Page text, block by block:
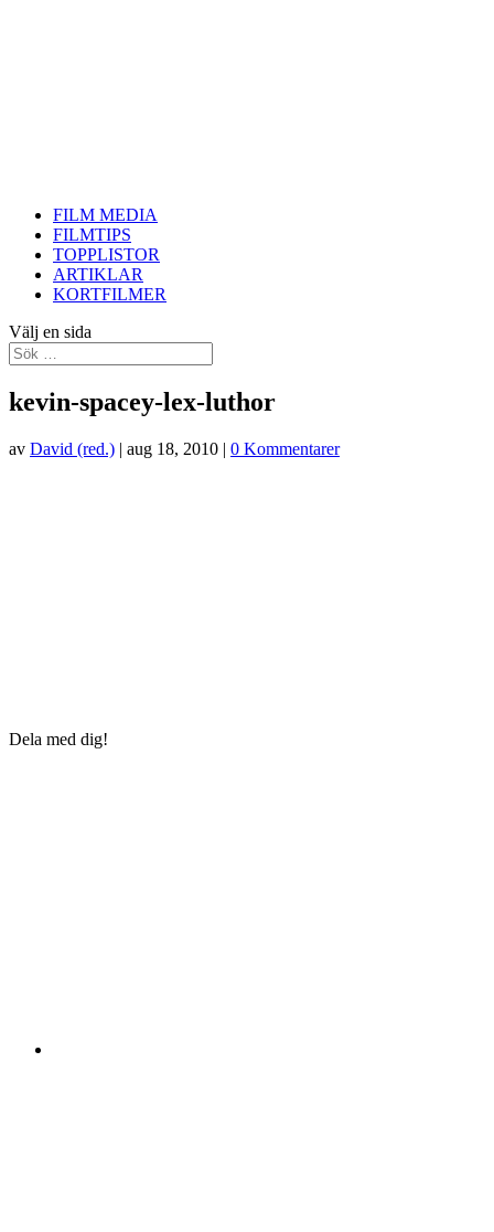
FILM MEDIA
FILMTIPS
TOPPLISTOR
ARTIKLAR
KORTFILMER
Välj en sida
kevin-spacey-lex-luthor
av David (red.) | aug 18, 2010 | 0 Kommentarer
Dela med dig!